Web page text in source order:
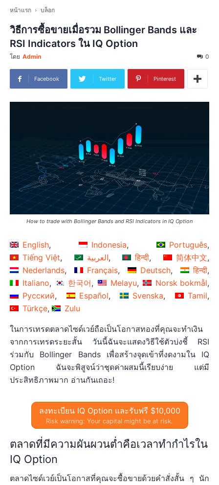
หน้าแรก บล็อก
วิธีการซื้อขายเมื่อรวม Bollinger Bands และ
RSI Indicators ใน IQ Option
โดย Admin 0
Facebook Twitter Pinterest
How to trade with Bollinger Bands and RSI Indicators in IQ Option
English Indonesia
Português
Tiếng Việt
العربية हिन्दी
简体中文
Nederlands
Français Deutsch
हिन्दी
Italiano
한국어 Melayu
Norsk bokmål
Русский
Español Svenska
Tamil
Türkçe
Zulu
ในการเทรดตลาดไซด์เวย์ถือเป็นโอกาสทองที่คุณจะทำเงิน
จากการเทรดระยะสั้น วันนี้ฉันจะแสดงวิธีใช้ตัวบ่งชี้ RSI
ร่วมกับ Bollinger Bands เพื่อสร้างจุดเข้าที่งดงามใน IQ
Option ฉันจะพิสูจน์ว่าชุดค่าผสมนี้เรียบง่าย แต่มี
ประสิทธิภาพมาก อ่านกันเถอะ!
ลงทะเบียน IQ Option และรับฟรี $10,000
Risk warning: Your capital might be at risk.
ตลาดที่มีความผันผวนต่ำคือเวลาทำกำไรใน
IQ Option
ตลาดไซด์เวย์เป็นโอกาสที่คุณจะซื้อขายด้วยคำสั่งสั้น ๆ นัก